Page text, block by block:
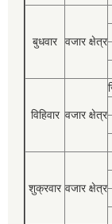
बुधवार वजार क्षेत्र
विहिवार वजार क्षेत्र
शुक्रवार वजार क्षेत्र